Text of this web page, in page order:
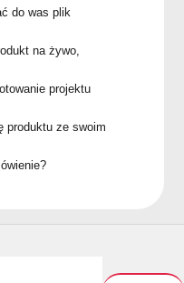
do was plik
na żywo,
projektu
produktu ze swoim